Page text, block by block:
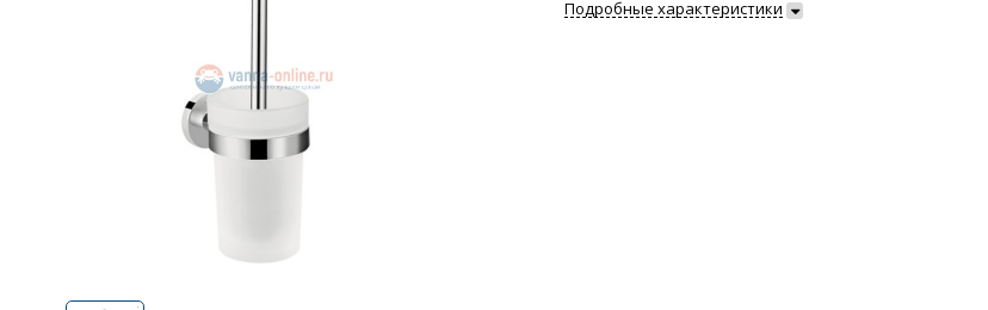
Подробные характеристики